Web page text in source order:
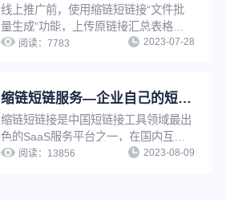
线上推广前，使用缩链短链接“文件批
量生成”功能，上传原链接汇总表格，
即可将长链接一键批量转换成短链接，
阅读：7783 2023-07-28
缩链短链服务—企业自己的短链接系统
缩链短链接是中国短链接工具领域最出
色的SaaS服务平台之一，在国内互联
网营销工具服务领域占有一席之地，功
阅读： 13856 2023-08-09